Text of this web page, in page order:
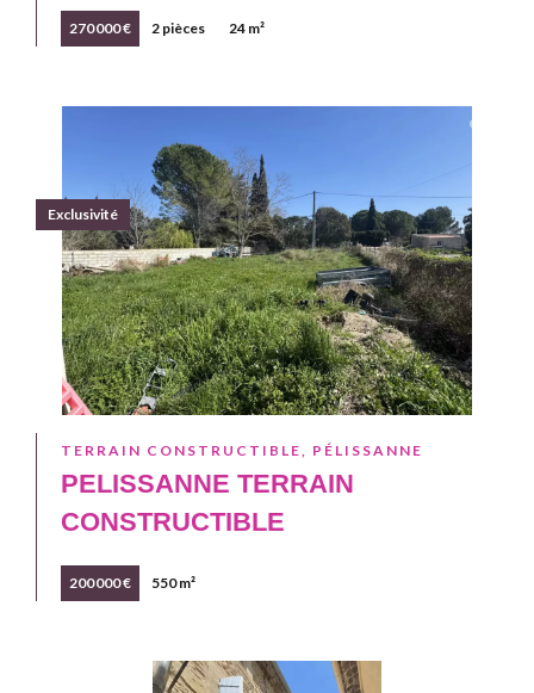
270 000 € 2 pièces 24 m²
TERRAIN CONSTRUCTIBLE, PÉLISSANNE
PELISSANNE TERRAIN
CONSTRUCTIBLE
200 000 € 550 m²
Exclusivité